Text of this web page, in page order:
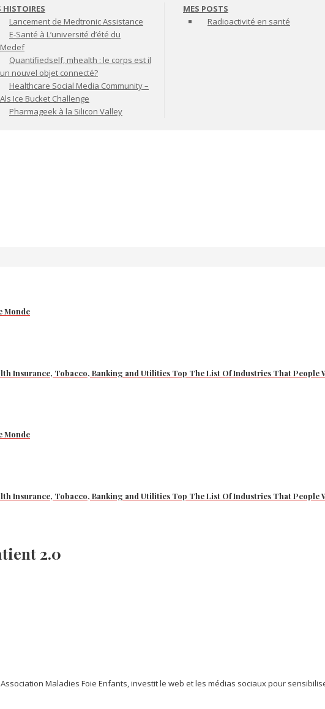
HISTOIRES
Lancement de Medtronic Assistance
E-Santé à L’université d’été du
Medef
Quantifiedself, mhealth : le corps est il
un nouvel objet connecté?
Healthcare Social Media Community –
Als Ice Bucket Challenge
Pharmageek à la Silicon Valley
MES POSTS
Radioactivité en santé
Monde
Insurance, Tobacco, Banking and Utilities Top The List Of Industries That People
Monde
Insurance, Tobacco, Banking and Utilities Top The List Of Industries That People
2.0
Maladies Foie Enfants, investit le web et les médias sociaux pour